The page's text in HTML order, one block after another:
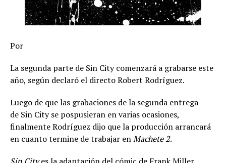
Por
La segunda parte de Sin City comenzará a grabarse este
año, según declaró el directo Robert Rodríguez.
Luego de que las grabaciones de la segunda entrega
de Sin City se pospusieran en varias ocasiones,
finalmente Rodríguez dijo que la producción arrancará
en cuanto termine de trabajar enMachete 2.